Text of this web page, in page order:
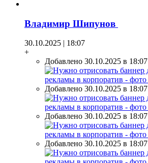
Владимир Шипунов
30.10.2025 | 18:07
+
Добавлено 30.10.2025 в 18:07
Добавлено 30.10.2025 в 18:07
Добавлено 30.10.2025 в 18:07
Добавлено 30.10.2025 в 18:07